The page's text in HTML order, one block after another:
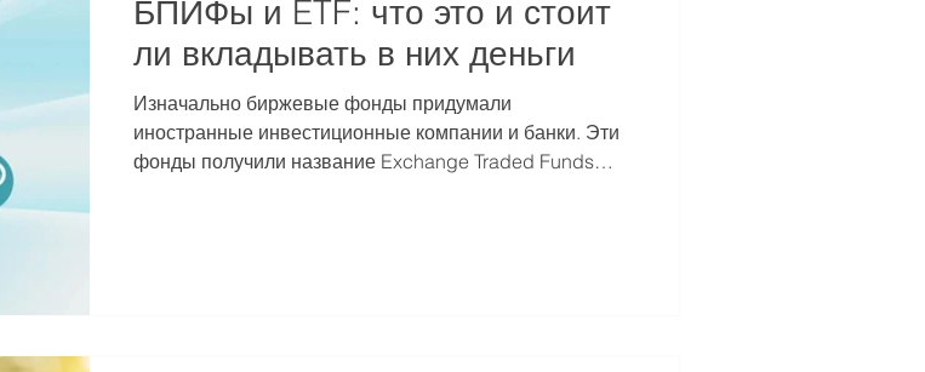
БПИФы и ETF: что это и стоит
ли вкладывать в них деньги
Изначально биржевые фонды придумали
иностранные инвестиционные компании и банки. Эти
фонды получили название Exchange Traded Funds